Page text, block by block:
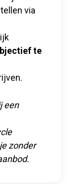
via
te
een
zonder